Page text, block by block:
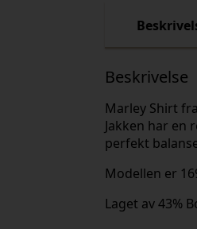
Beskrivelse
Marley Shirt
Jakken har en
perfekt
Modellen er
Laget av 43%